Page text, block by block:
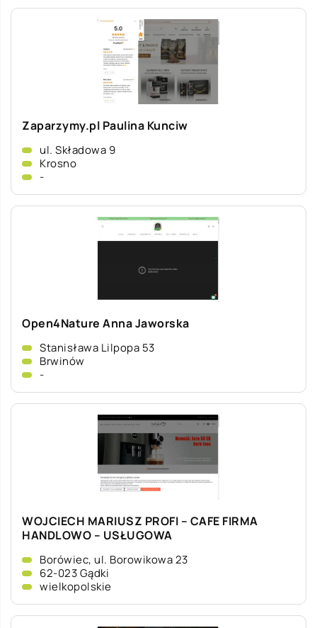
Zaparzymy.pl Paulina Kunciw
ul. Składowa 9
Krosno
-
Open4Nature Anna Jaworska
Stanisława Lilpopa 53
Brwinów
-
WOJCIECH MARIUSZ PROFI – CAFE FIRMA
HANDLOWO – USŁUGOWA
Borówiec, ul. Borowikowa 23
62-023 Gądki
wielkopolskie